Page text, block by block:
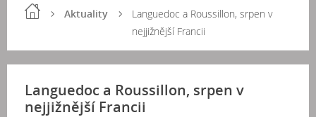
Aktuality
Languedoc a Roussillon, srpen v
nejjižnější Francii
Languedoc a Roussillon, srpen v
nejjižnější Francii